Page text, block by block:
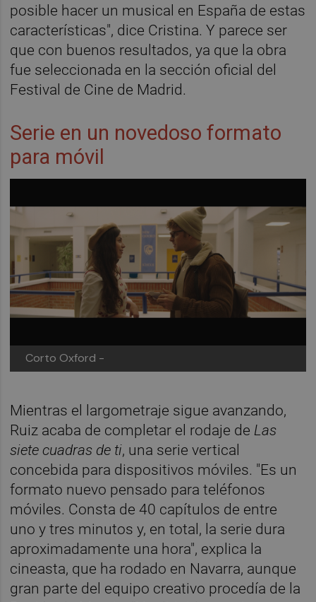
posible hacer un musical en España de estas
características", dice Cristina. Y parece ser
que con buenos resultados, ya que la obra
fue seleccionada en la sección oficial del
Festival de Cine de Madrid.
Serie en un novedoso formato
para móvil
Corto Oxford -
Mientras el largometraje sigue avanzando,
Ruiz acaba de completar el rodaje de Las
siete cuadras de ti, una serie vertical
concebida para dispositivos móviles. "Es un
formato nuevo pensado para teléfonos
móviles. Consta de 40 capítulos de entre
uno y tres minutos y, en total, la serie dura
aproximadamente una hora", explica la
cineasta, que ha rodado en Navarra, aunque
gran parte del equipo creativo procedía de la